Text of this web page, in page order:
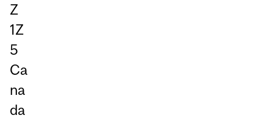
Z
1Z
5
Ca
na
da